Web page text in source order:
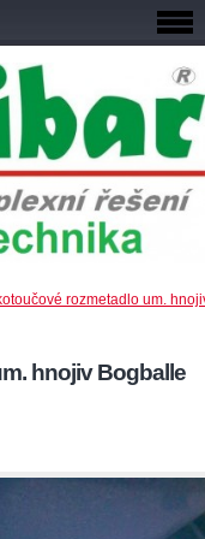
rozmetadlo um.
hnojiv Bogballe